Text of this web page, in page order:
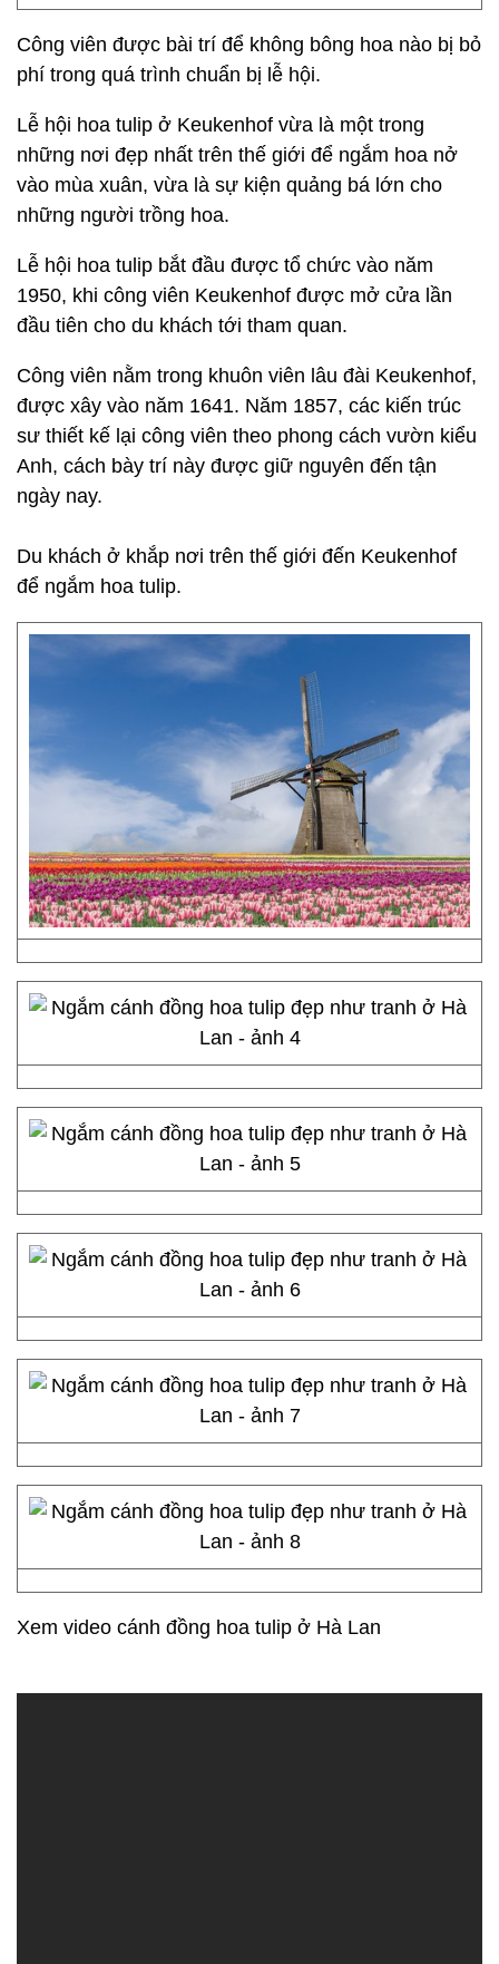
Công viên được bài trí để không bông hoa nào bị bỏ
phí trong quá trình chuẩn bị lễ hội.
Lễ hội hoa tulip ở Keukenhof vừa là một trong
những nơi đẹp nhất trên thế giới để ngắm hoa nở
vào mùa xuân, vừa là sự kiện quảng bá lớn cho
những người trồng hoa.
Lễ hội hoa tulip bắt đầu được tổ chức vào năm
1950, khi công viên Keukenhof được mở cửa lần
đầu tiên cho du khách tới tham quan.
Công viên nằm trong khuôn viên lâu đài Keukenhof,
được xây vào năm 1641. Năm 1857, các kiến trúc
sư thiết kế lại công viên theo phong cách vườn kiểu
Anh, cách bày trí này được giữ nguyên đến tận
ngày nay.
Du khách ở khắp nơi trên thế giới đến Keukenhof
để ngắm hoa tulip.
Xem video cánh đồng hoa tulip ở Hà Lan